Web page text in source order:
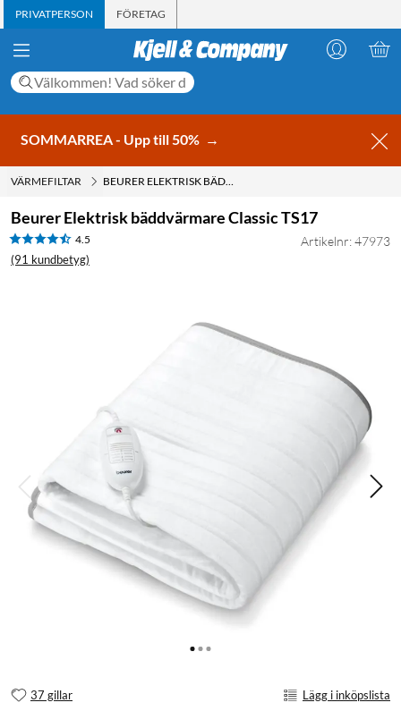
PRIVATPERSON FÖRETAG
SOMMARREA - Upp till 50% →
VÄRMEFILTAR BEURER ELEKTRISK BÄDDVÄRMARE CLASSIC TS17
Beurer Elektrisk bäddvärmare Classic TS17
4.5
(91 kundbetyg)
Artikelnr: 47973
37 gillar Lägg i inköpslista